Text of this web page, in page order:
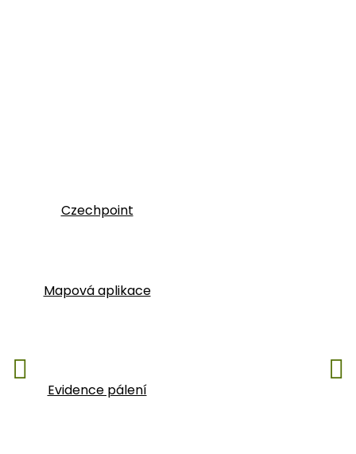
Czechpoint
Mapová aplikace
Evidence pálení
Následující